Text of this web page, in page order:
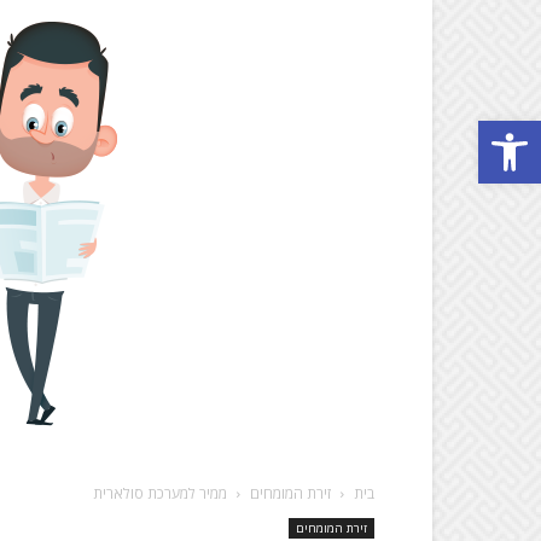
Open toolbar
בית זירת המומחים ממיר למערכת סולארית
זירת המומחים